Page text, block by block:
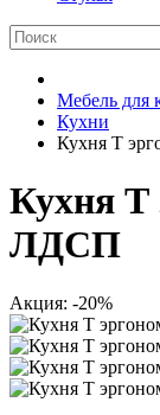
Мебель для
Кухни
Кухня Т
Кухня Т
ЛДСП
Акция: -20%